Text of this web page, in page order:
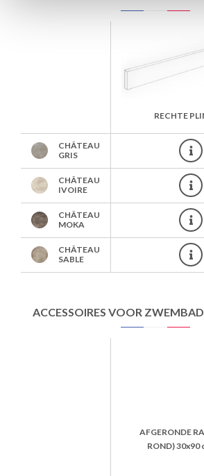
CHÂTEAU
GRIS
CHÂTEAU
IVOIRE
CHÂTEAU
MOKA
CHÂTEAU
SABLE
RECHTE
ACCESSOIRES VOOR
AFGERONDE
ROND)30x90